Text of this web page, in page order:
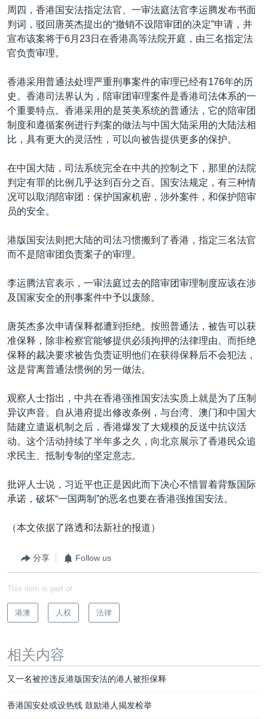
周四，香港国安法指定法官、一审法庭法官李运腾发布书面
判词，驳回唐英杰提出的“撤销不设陪审团的决定”申请，并
宣布该案将于6月23日在香港高等法院开庭，由三名指定法
官负责审理。
香港采用普通法处理严重刑事案件的审理已经有176年的历
史。香港司法界认为，陪审团审理案件是香港司法体系的一
个重要特点。香港采用的是英美系统的普通法，它的陪审团
制度和遵循案例进行判案的做法与中国大陆采用的大陆法相
比，具有更大的灵活性，可以向被告提供更多的保护。
在中国大陆，司法系统完全在中共的控制之下，那里的法院
判定有罪的比例几乎达到百分之百。国安法规定，有三种情
况可以取消陪审团：保护国家机密，涉外案件，和保护陪审
员的安全。
港版国安法则把大陆的司法习惯搬到了香港，指定三名法官
而不是陪审团负责案子的审理。
李运腾法官表示，一审法庭过去的陪审团审理制度应该在涉
及国家安全的刑事案件中予以废除。
唐英杰多次申请保释都遭到拒绝。按照普通法，被告可以获
准保释，除非检察官能够提供必须拘押的法律理由。而拒绝
保释的裁决要求被告负责证明他们在获得保释后不会犯法，
这是背离普通法惯例的另一做法。
观察人士指出，中共在香港强推国安法实质上就是为了压制
异议声音。自从港府提出修改条例，与台湾、澳门和中国大
陆建立遣返机制之后，香港爆发了大规模的反送中抗议活
动。这个活动持续了半年多之久，向北京展示了香港民众追
求民主、抵制专制的坚定意志。
批评人士说，习近平也正是因此而下决心不惜冒着背叛国际
承诺，破坏“一国两制”的恶名也要在香港强推国安法。
（本文依据了路透和法新社的报道）
分享 Follow us
This item is part of
港澳 人权 法律
相关内容
又一名被控违反港版国安法的港人被拒保释
香港国安处或设热线 鼓励港人揭发检举